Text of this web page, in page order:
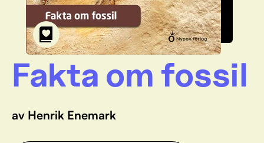
Fakta om fossil
av Henrik Enemark